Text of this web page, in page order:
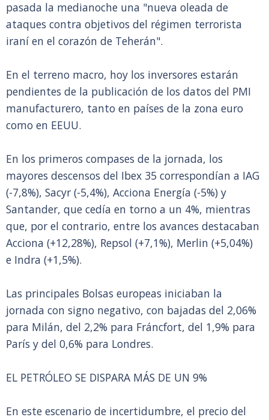
pasada la medianoche una "nueva oleada de
ataques contra objetivos del régimen terrorista
iraní en el corazón de Teherán".
En el terreno macro, hoy los inversores estarán
pendientes de la publicación de los datos del PMI
manufacturero, tanto en países de la zona euro
como en EEUU.
En los primeros compases de la jornada, los
mayores descensos del Ibex 35 correspondían a IAG
(-7,8%), Sacyr (-5,4%), Acciona Energía (-5%) y
Santander, que cedía en torno a un 4%, mientras
que, por el contrario, entre los avances destacaban
Acciona (+12,28%), Repsol (+7,1%), Merlin (+5,04%)
e Indra (+1,5%).
Las principales Bolsas europeas iniciaban la
jornada con signo negativo, con bajadas del 2,06%
para Milán, del 2,2% para Fráncfort, del 1,9% para
París y del 0,6% para Londres.
EL PETRÓLEO SE DISPARA MÁS DE UN 9%
En este escenario de incertidumbre, el precio del